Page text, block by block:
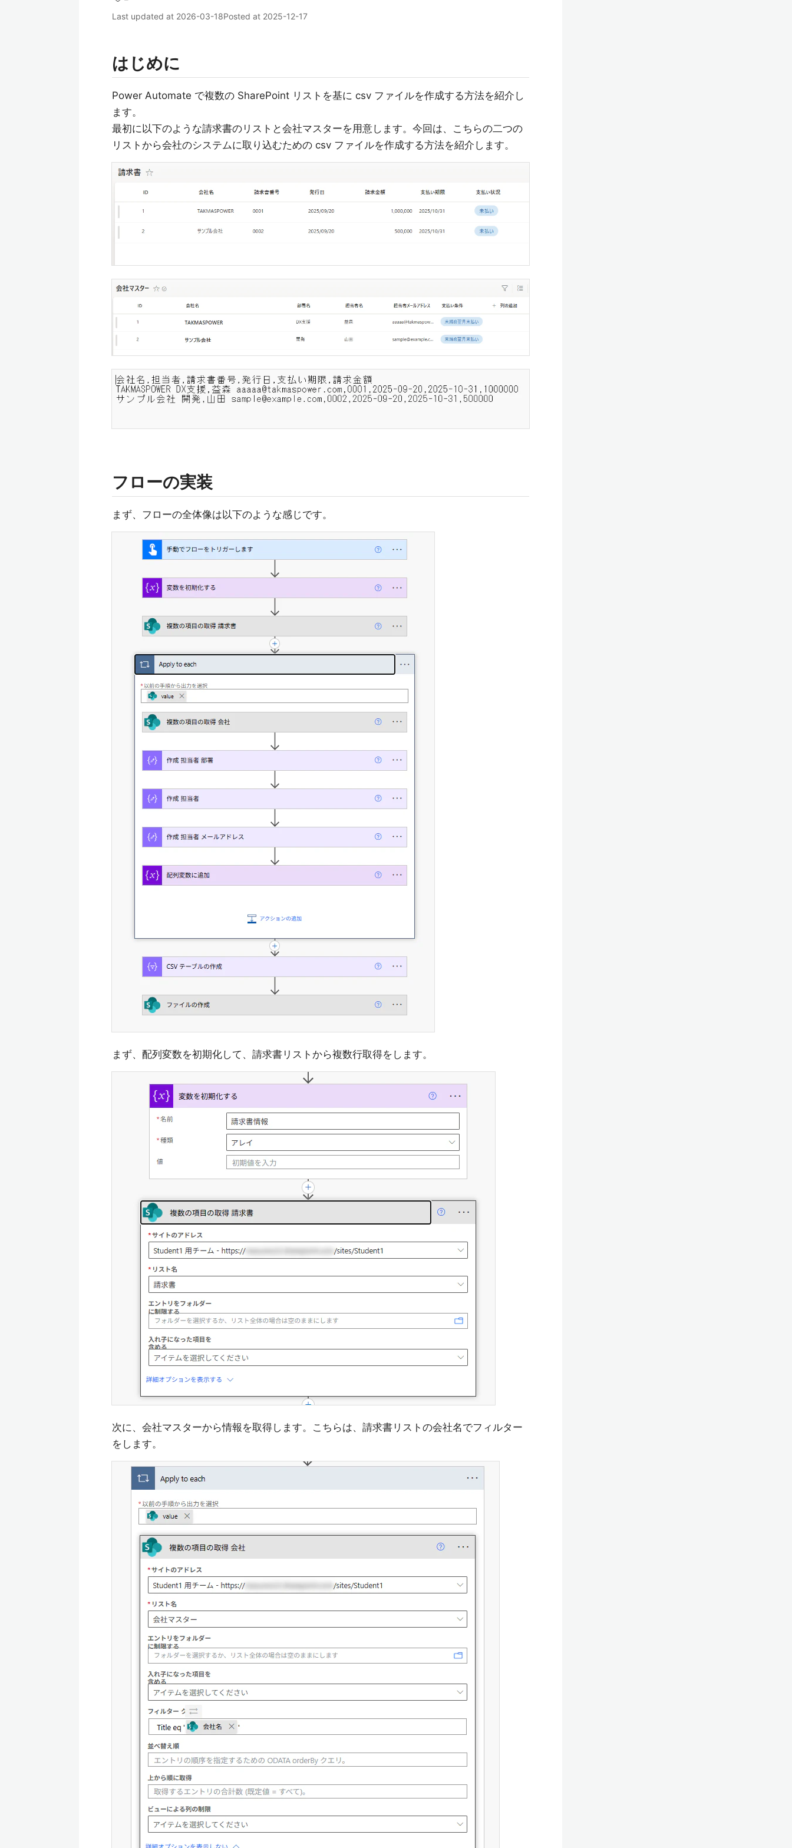
Last updated at 2026-03-18Posted at 2025-12-17
はじめに
Power Automate で複数の SharePoint リストを基に csv ファイルを作成する方法を紹介し
ます。
最初に以下のような請求書のリストと会社マスターを用意します。今回は、こちらの二つの
リストから会社のシステムに取り込むための csv ファイルを作成する方法を紹介します。
フローの実装
まず、フローの全体像は以下のような感じです。
まず、配列変数を初期化して、請求書リストから複数行取得をします。
次に、会社マスターから情報を取得します。こちらは、請求書リストの会社名でフィルター
をします。